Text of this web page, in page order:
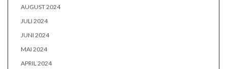
AUGUST 2024
JULI 2024
JUNI 2024
MAI 2024
APRIL 2024